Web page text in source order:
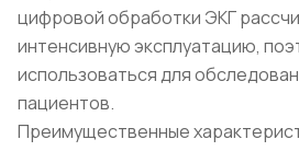
цифровой обработки ЭКГ
интенсивную эксплуатацию,
использоваться для
пациентов.
Преимущественные